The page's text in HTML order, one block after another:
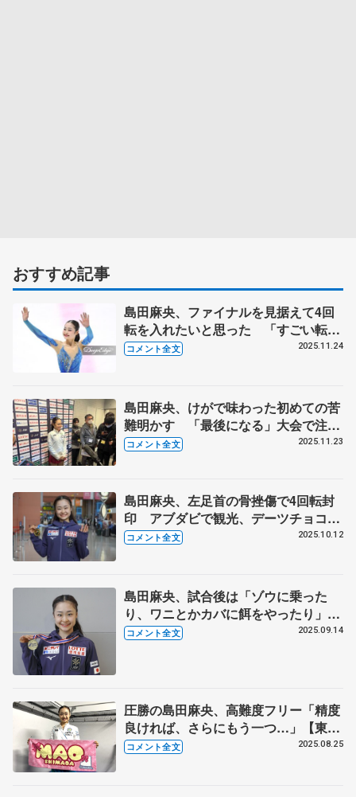
おすすめ記事
島田麻央、ファイナルを見据えて4回
転を入れたいと思った 「すごい転び
方で焦った。2本失敗すると立ち直る
コメント全文 2025.11.24
島田麻央、けがで味わった初めての苦
難明かす 「最後になる」大会で注目
してほしい部分とは【全日本ジュニア
コメント全文 2025.11.23
島田麻央、左足首の骨挫傷で4回転封
印 アブダビで観光、デーツチョコの
お土産も 【ジュニアGP最終第7戦帰
コメント全文 2025.10.12
島田麻央、試合後は「ゾウに乗った
り、ワニとかカバに餌をやったり」
演技反省も次戦へリフレッシュ
コメント全文 2025.09.14
圧勝の島田麻央、高難度フリー「精度
良ければ、さらにもう一つ…」【東京
夏季大会・ジュニア女子フリー後】
コメント全文 2025.08.25